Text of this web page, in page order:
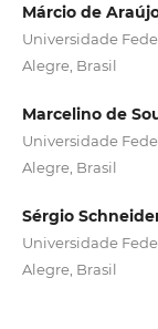
Márcio de
Universidade
Alegre, Brasil
Marcelino de
Universidade
Alegre, Brasil
Sérgio
Universidade
Alegre, Brasil